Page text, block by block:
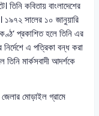
তিনি কবিতায় বাংলাদেশের
১৯৭২ সালের ১০ জানুয়ারি
প্রকাশিত হলে তিনি এর
এ পত্রিকা বন্ধ করা
মার্কসবাদী আদর্শকে
মোড়াইল গ্রামে